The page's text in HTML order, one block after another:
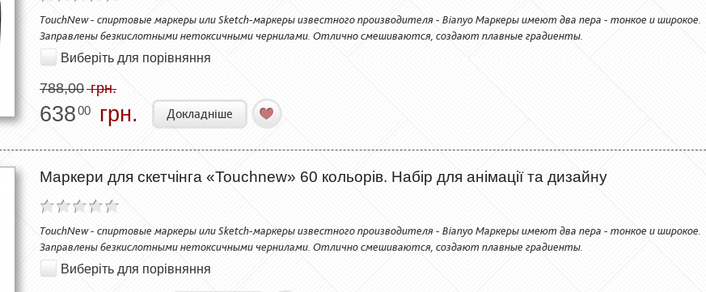
TouchNew - спиртовые маркеры или Sketch-маркеры известного производителя - Bianyo Маркеры имеют два пера - тонкое и широкое.
Заправлены безкислотными нетоксичными чернилами. Отлично смешиваются, создают плавные градиенты.
Виберіть для порівняння
788,00грн.
63800 грн. Докладніше
Маркери для скетчінга «Touchnew» 60 кольорів. Набір для анімації та дизайну
TouchNew - спиртовые маркеры или Sketch-маркеры известного производителя - Bianyo Маркеры имеют два пера - тонкое и широкое.
Заправлены безкислотными нетоксичными чернилами. Отлично смешиваются, создают плавные градиенты.
Виберіть для порівняння